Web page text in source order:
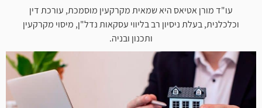
עו"ד מורן אטיאס היא שמאית מקרקעין מוסמכת, עורכת דין
וכלכלנית, בעלת ניסיון רב בליווי עסקאות נדל"ן, מיסוי מקרקעין
ותכנון ובניה.